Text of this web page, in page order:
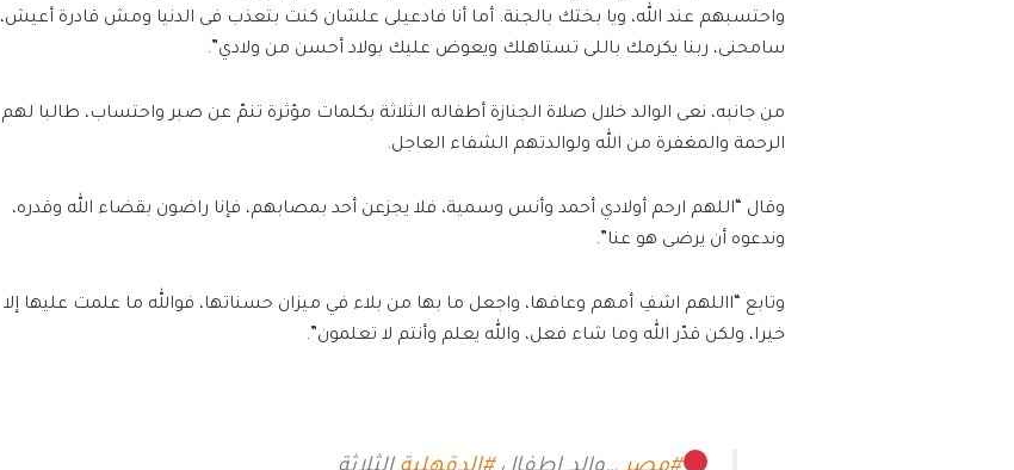
واحتسبهم عند الله، ويا بختك بالجنة. أما أنا فادعيلى علشان كنت بتعذب فى الدنيا ومش قادرة أعيش،
سامحنى، ربنا يكرمك باللى تستاهلك ويعوض عليك بولاد أحسن من ولادي”.
من جانبه، نعى الوالد خلال صلاة الجنازة أطفاله الثلاثة بكلمات مؤثرة تنمّ عن صبر واحتساب، طالبا لهم
الرحمة والمغفرة من الله ولوالدتهم الشفاء العاجل.
وقال “اللهم ارحم أولادي أحمد وأنس وسمية، فلا يجزعن أحد بمصابهم، فإنا راضون بقضاء الله وقدره،
وندعوه أن يرضى هو عنا”.
وتابع “االلهم اشفِ أمهم وعافها، واجعل ما بها من بلاء في ميزان حسناتها، فوالله ما علمت عليها إلا
خيرا، ولكن قدّر الله وما شاء فعل، والله يعلم وأنتم لا تعلمون”.